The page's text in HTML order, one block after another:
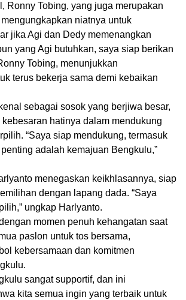
Ronny Tobing, yang juga merupakan
niatnya untuk
jika Agi dan Dedy memenangkan
yang Agi butuhkan, saya siap berikan
Tobing, menunjukkan
terus bekerja sama demi kebaikan
sebagai sosok yang berjiwa besar,
hatinya dalam mendukung
“Saya siap mendukung, termasuk
adalah kemajuan Bengkulu,”
menegaskan keikhlasannya, siap
dengan lapang dada. “Saya
ungkap Harlyanto.
momen penuh kehangatan saat
paslon untuk tos bersama,
kebersamaan dan komitmen
sangat supportif, dan ini
kita semua ingin yang terbaik untuk